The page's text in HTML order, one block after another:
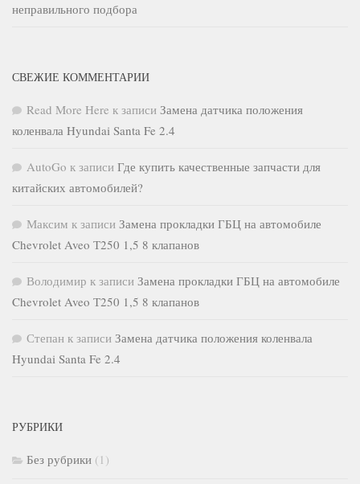
неправильного подбора
СВЕЖИЕ КОММЕНТАРИИ
Read More Here к записи Замена датчика положения
коленвала Hyundai Santa Fe 2.4
AutoGo к записи Где купить качественные запчасти для
китайских автомобилей?
Максим к записи Замена прокладки ГБЦ на автомобиле
Chevrolet Aveo Т250 1,5 8 клапанов
Володимир к записи Замена прокладки ГБЦ на автомобиле
Chevrolet Aveo Т250 1,5 8 клапанов
Степан к записи Замена датчика положения коленвала
Hyundai Santa Fe 2.4
РУБРИКИ
Без рубрики (1)